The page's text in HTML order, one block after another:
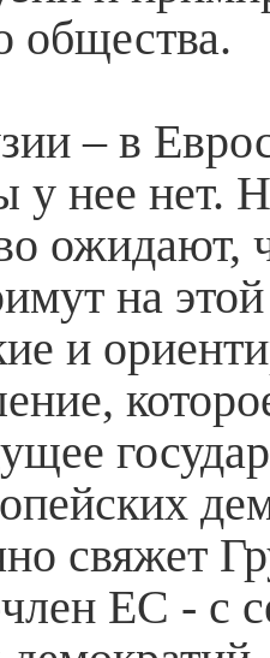
общества.
– в
у нее нет.
ожидают,
на этой
и
свяжет
член ЕС - с